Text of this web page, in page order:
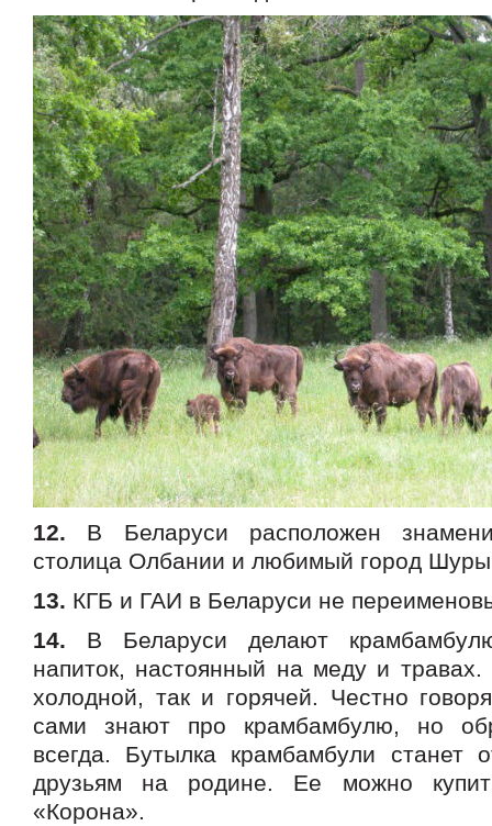
12. В Беларуси расположен
столица Олбании и любимый город
13. КГБ и ГАИ в Беларуси не
14. В Беларуси делают
напиток, настоянный на меду и
холодной, так и горячей. Честно
сами знают про крамбамбулю, но
всегда. Бутылка крамбамбули станет
друзьям на родине. Ее можно
«Корона».